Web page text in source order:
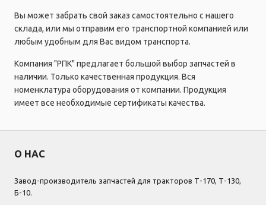
Вы может забрать свой заказ самостоятельно с нашего
склада, или мы отправим его транспортной компанией или
любым удобным для Вас видом транспорта.
Компания "РПК" предлагает большой выбор запчастей в
наличии. Только качественная продукция. Вся
номенклатура оборудования от компании. Продукция
имеет все необходимые сертификаты качества.
О НАС
Завод-производитель запчастей для тракторов Т-170, Т-130,
Б-10.